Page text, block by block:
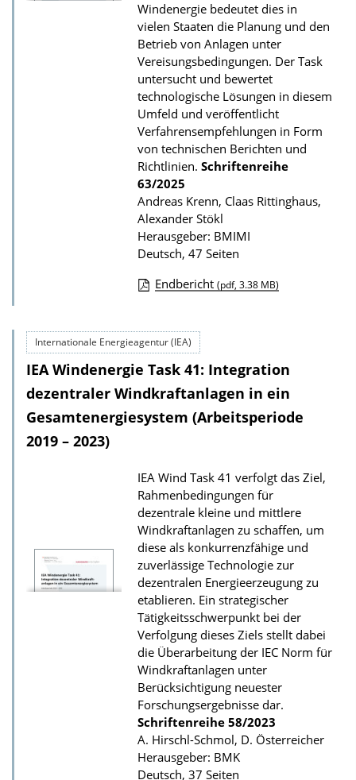
Windenergie bedeutet dies in
vielen Staaten die Planung und den
Betrieb von Anlagen unter
Vereisungsbedingungen. Der Task
untersucht und bewertet
technologische Lösungen in diesem
Umfeld und veröffentlicht
Verfahrensempfehlungen in Form
von technischen Berichten und
Richtlinien. Schriftenreihe
63/2025
Andreas Krenn, Claas Rittinghaus,
Alexander Stökl
Herausgeber: BMIMI
Deutsch, 47 Seiten
w
n
l
o
s
z
u
r
P
u
b
l
i
k
a
t
i
o
Endbericht (pdf, 3.38 MB)
Internationale Energieagentur (IEA)
IEA Windenergie Task 41: Integration
dezentraler Windkraftanlagen in ein
Gesamtenergiesystem (Arbeitsperiode
2019 – 2023)
IEA Wind Task 41 verfolgt das Ziel,
Rahmenbedingungen für
dezentrale kleine und mittlere
Windkraftanlagen zu schaffen, um
diese als konkurrenzfähige und
zuverlässige Technologie zur
dezentralen Energieerzeugung zu
etablieren. Ein strategischer
Tätigkeitsschwerpunkt bei der
Verfolgung dieses Ziels stellt dabei
die Überarbeitung der IEC Norm für
Windkraftanlagen unter
Berücksichtigung neuester
Forschungsergebnisse dar.
Schriftenreihe 58/2023
A. Hirschl-Schmol, D. Österreicher
Herausgeber: BMK
Deutsch, 37 Seiten